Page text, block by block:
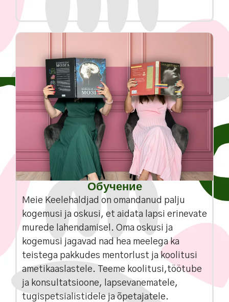
Обучение
Meie Keelehaldjad on omandanud palju
kogemusi ja oskusi, et aidata lapsi erinevate
murede lahendamisel. Oma oskusi ja
kogemusi jagavad nad hea meelega ka
teistega pakkudes mentorlust ja koolitusi
ametikaaslastele. Teeme koolitusi,töötube
ja konsultatsioone, lapsevanematele,
tugispetsialistidele ja õpetajatele.